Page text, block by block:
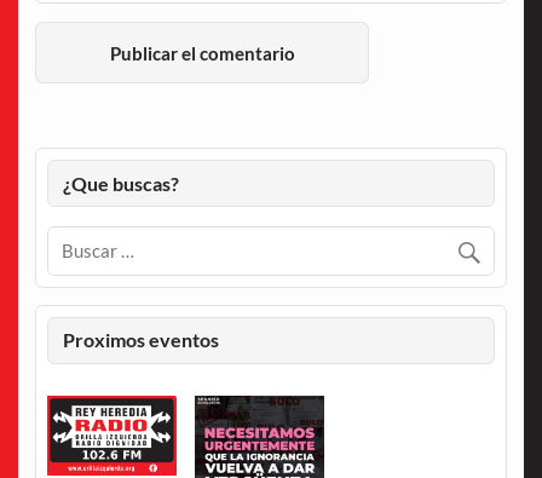
¿Que buscas?
Proximos eventos